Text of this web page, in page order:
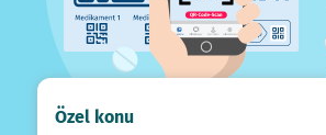
Özel konu